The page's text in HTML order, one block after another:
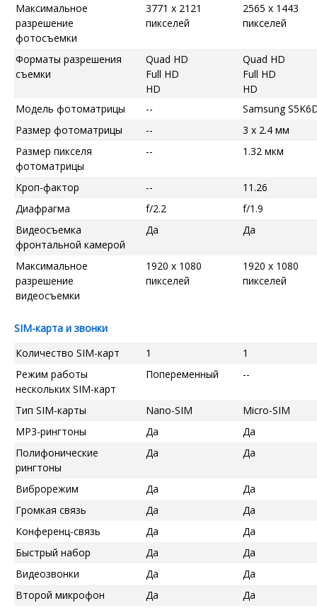
Максимальное
разрешение
фотосъемки
3771 x 2121
пикселей
2565 x 1443
пикселей
Форматы разрешения
съемки
Quad HD
Full HD
HD
Quad HD
Full HD
HD
Модель фотоматрицы
--
Samsung
Размер фотоматрицы
--
3 x 2.4 мм
Размер пикселя
фотоматрицы
-- 1.32 мкм
Кроп-фактор --
11.26
Диафрагма
f/2.2
f/1.9
Видеосъемка
фронтальной камерой
Да Да
Максимальное
разрешение
видеосъемки
1920 x 1080
пикселей
1920 x 1080
пикселей
SIM-карта и звонки
Количество SIM-карт
1
1
Режим работы
нескольких SIM-карт
Попеременный --
Тип SIM-карты Nano-SIM
Micro-SIM
MP3-рингтоны
Да
Да
Полифонические
рингтоны
Да Да
Виброрежим Да
Да
Громкая связь
Да
Да
Конференц-связь
Да
Да
Быстрый набор
Да
Да
Видеозвонки
Да
Да
Второй микрофон
Да
Да